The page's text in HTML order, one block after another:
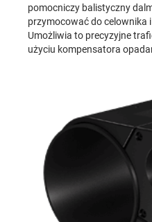
pomocniczy balistyczny
przymocować do celownika
Umożliwia to precyzyjne
użyciu kompensatora